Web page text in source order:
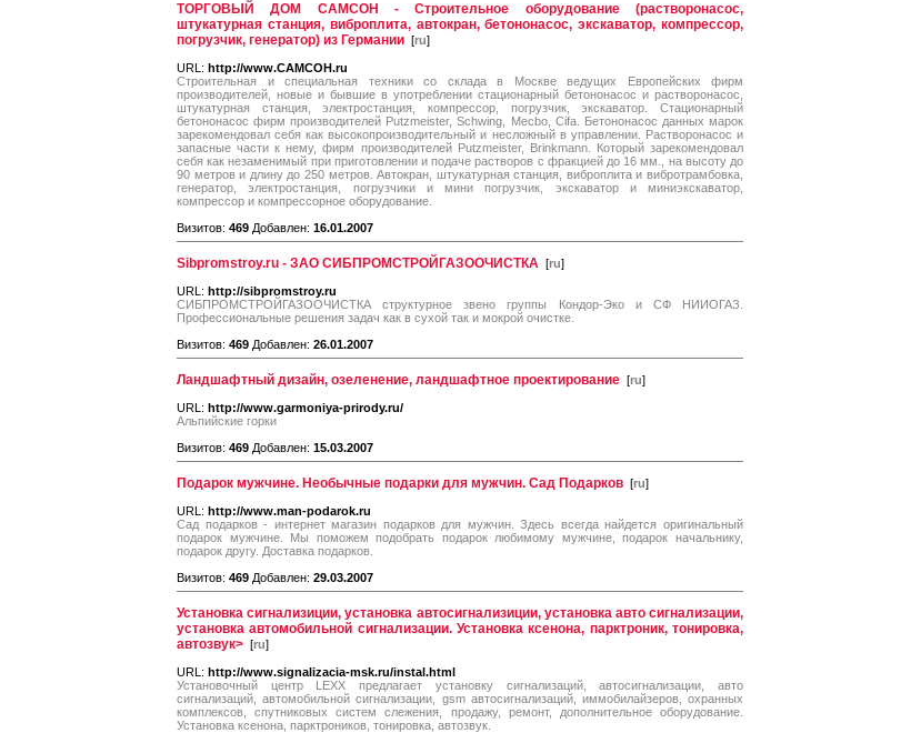
ТОРГОВЫЙ ДОМ CAMCOH - Строительное оборудование (растворонасос,
штукатурная станция, виброплита, автокран, бетононасос, экскаватор, компрессор,
погрузчик, генератор) из Германии [ru]
URL: http://www.CAMCOH.ru
Строительная и специальная техники со склада в Москве ведущих Европейских фирм
производителей, новые и бывшие в употреблении стационарный бетононасос и растворонасос,
штукатурная станция, электростанция, компрессор, погрузчик, экскаватор. Стационарный
бетононасос фирм производителей Putzmeister, Schwing, Mecbo, Cifa. Бетононасос данных марок
зарекомендовал себя как высокопроизводительный и несложный в управлении. Растворонасос и
запасные части к нему, фирм производителей Putzmeister, Brinkmann. Который зарекомендовал
себя как незаменимый при приготовлении и подаче растворов с фракцией до 16 мм., на высоту до
90 метров и длину до 250 метров. Автокран, штукатурная станция, виброплита и вибротрамбовка,
генератор, электростанция, погрузчики и мини погрузчик, экскаватор и миниэкскаватор,
компрессор и компрессорное оборудование.
Визитов: 469 Добавлен: 16.01.2007
Sibpromstroy.ru - ЗАО СИБПРОМСТРОЙГАЗООЧИСТКА [ru]
URL: http://sibpromstroy.ru
СИБПРОМСТРОЙГАЗООЧИСТКА структурное звено группы Кондор-Эко и СФ НИИОГАЗ.
Профессиональные решения задач как в сухой так и мокрой очистке.
Визитов: 469 Добавлен: 26.01.2007
Ландшафтный дизайн, озеленение, ландшафтное проектирование [ru]
URL: http://www.garmoniya-prirody.ru/
Альпийские горки
Визитов: 469 Добавлен: 15.03.2007
Подарок мужчине. Необычные подарки для мужчин. Сад Подарков [ru]
URL: http://www.man-podarok.ru
Сад подарков - интернет магазин подарков для мужчин. Здесь всегда найдется оригинальный
подарок мужчине. Мы поможем подобрать подарок любимому мужчине, подарок начальнику,
подарок другу. Доставка подарков.
Визитов: 469 Добавлен: 29.03.2007
Установка сигнализиции, установка автосигнализиции, установка авто сигнализации,
установка автомобильной сигнализации. Установка ксенона, парктроник, тонировка,
автозвук> [ru]
URL: http://www.signalizacia-msk.ru/instal.html
Установочный центр LEXX предлагает установку сигнализаций, автосигнализации, авто
сигнализаций, автомобильной сигнализации, gsm автосигнализаций, иммобилайзеров, охранных
комплексов, спутниковых систем слежения, продажу, ремонт, дополнительное оборудование.
Установка ксенона, парктроников, тонировка, автозвук.